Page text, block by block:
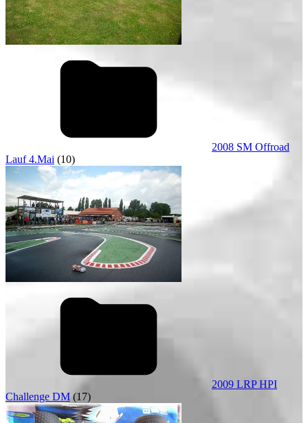
2008 SM Offroad
Lauf 4.Mai (10)
2009 LRP HPI
Challenge DM (17)